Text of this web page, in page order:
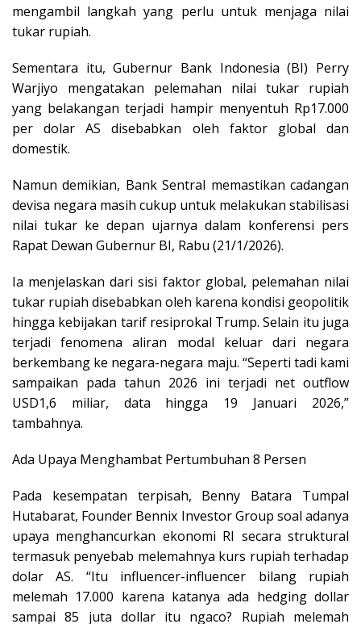
mengambil langkah yang perlu untuk menjaga nilai
tukar rupiah.
Sementara itu, Gubernur Bank Indonesia (BI) Perry
Warjiyo mengatakan pelemahan nilai tukar rupiah
yang belakangan terjadi hampir menyentuh Rp17.000
per dolar AS disebabkan oleh faktor global dan
domestik.
Namun demikian, Bank Sentral memastikan cadangan
devisa negara masih cukup untuk melakukan stabilisasi
nilai tukar ke depan ujarnya dalam konferensi pers
Rapat Dewan Gubernur BI, Rabu (21/1/2026).
Ia menjelaskan dari sisi faktor global, pelemahan nilai
tukar rupiah disebabkan oleh karena kondisi geopolitik
hingga kebijakan tarif resiprokal Trump. Selain itu juga
terjadi fenomena aliran modal keluar dari negara
berkembang ke negara-negara maju. “Seperti tadi kami
sampaikan pada tahun 2026 ini terjadi net outflow
USD1,6 miliar, data hingga 19 Januari 2026,”
tambahnya.
Ada Upaya Menghambat Pertumbuhan 8 Persen
Pada kesempatan terpisah, Benny Batara Tumpal
Hutabarat, Founder Bennix Investor Group soal adanya
upaya menghancurkan ekonomi RI secara struktural
termasuk penyebab melemahnya kurs rupiah terhadap
dolar AS. “Itu influencer-influencer bilang rupiah
melemah 17.000 karena katanya ada hedging dollar
sampai 85 juta dollar itu ngaco? Rupiah melemah